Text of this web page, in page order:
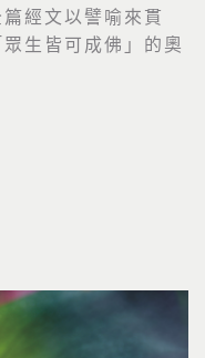
經文以譬喻來貫
生皆可成佛」的奧